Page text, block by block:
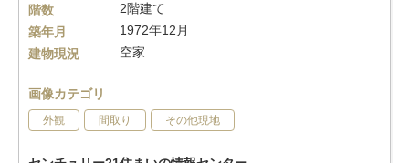
階数
2階建て
築年月
1972年12月
建物現況
空家
画像カテゴリ
外観 間取り その他現地